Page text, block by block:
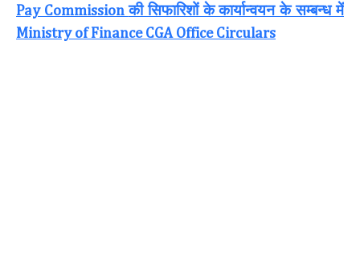
Pay Commissionकी सिफारिशों के कार्यान्वयन के सम्बन्ध में
Ministry of Finance CGA Office Circulars